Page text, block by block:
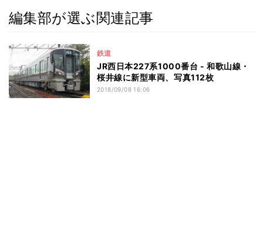
編集部が選ぶ関連記事
鉄道
JR西日本227系1000番台 - 和歌山線・
桜井線に新型車両、写真112枚
2018/09/08 16:06